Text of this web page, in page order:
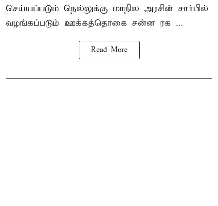
செய்யப்படும் நெல்லுக்கு மாநில அரசின் சார்பில்
வழங்கப்படும் ஊக்கத்தொகை சன்ன ரக ...
Read More